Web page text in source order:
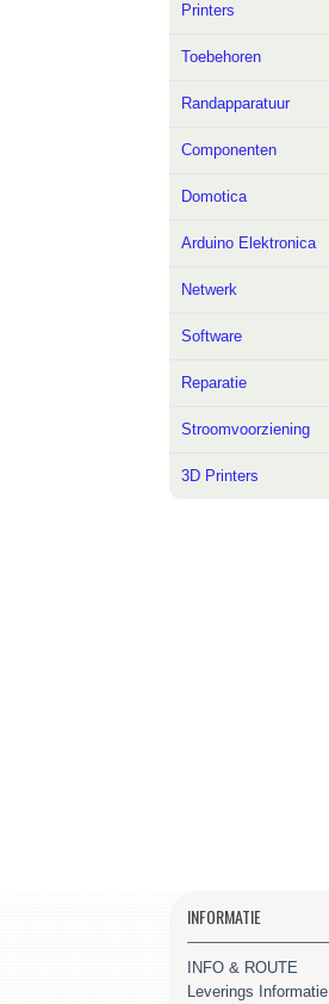
Printers
Toebehoren
Randapparatuur
Componenten
Domotica
Arduino Elektronica
Netwerk
Software
Reparatie
Stroomvoorziening
3D Printers
INFORMATIE
INFO & ROUTE
Leverings Informatie